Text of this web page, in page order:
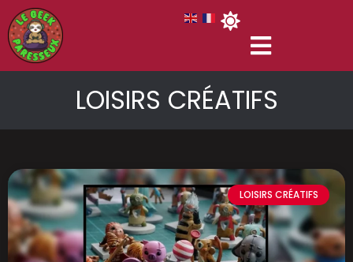
LOISIRS CRÉATIFS
LOISIRS CRÉATIFS